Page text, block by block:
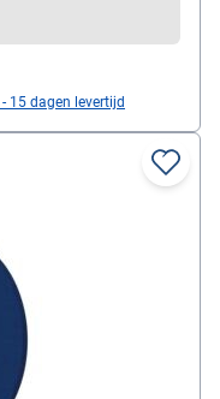
15 dagen levertijd